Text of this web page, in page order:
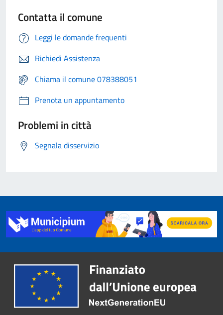
Contatta il comune
Leggi le domande frequenti
Richiedi Assistenza
Chiama il comune 078388051
Prenota un appuntamento
Problemi in città
Segnala disservizio